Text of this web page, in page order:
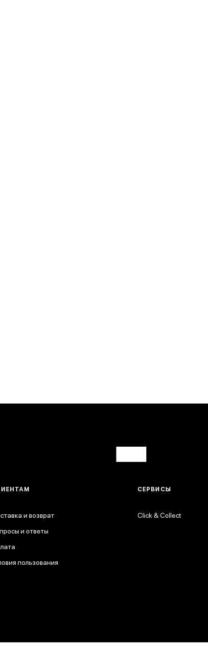
и возврат
и ответы
пользования
СЕРВИСЫ
Click & Collect